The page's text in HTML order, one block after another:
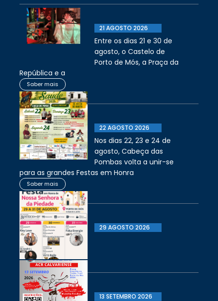
21 AGOSTO 2026
Entre os dias 21 e 30 de
agosto, o Castelo de
Porto de Mós, a Praça da
República e a
Saber mais
22 AGOSTO 2026
Nos dias 22, 23 e 24 de
agosto, Cabeça das
Pombas volta a unir-se
para as grandes Festas em Honra
Saber mais
29 AGOSTO 2026
13 SETEMBRO 2026